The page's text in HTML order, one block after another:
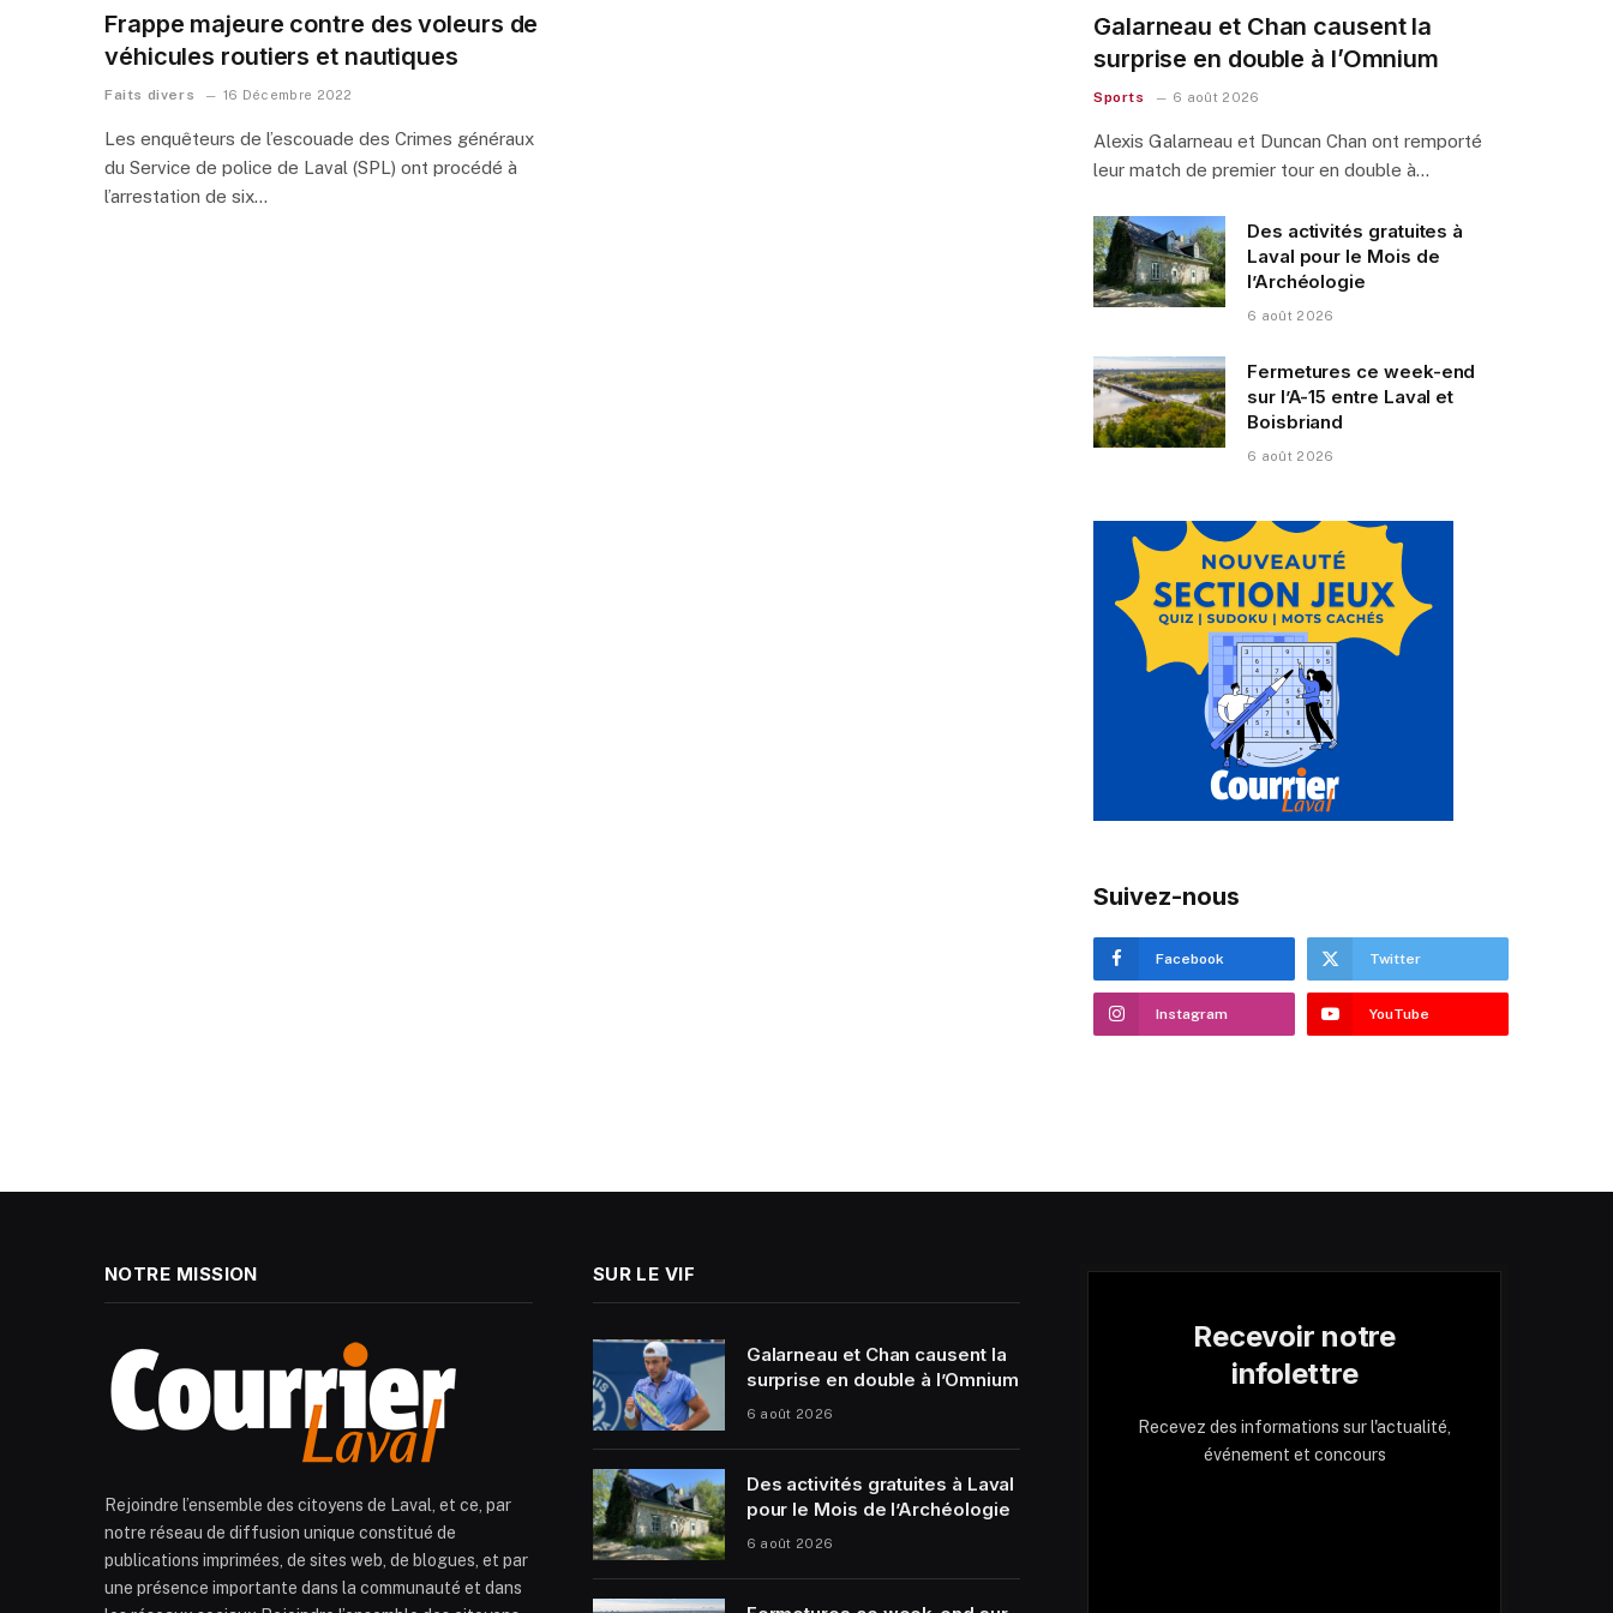
Frappe majeure contre des voleurs de
véhicules routiers et nautiques
Faits divers 16 Décembre 2022
Les enquêteurs de l’escouade des Crimes généraux
du Service de police de Laval (SPL) ont procédé à
l’arrestation de six…
Galarneau et Chan causent la
surprise en double à l’Omnium
Sports 6 août 2026
Alexis Galarneau et Duncan Chan ont remporté
leur match de premier tour en double à…
Des activités gratuites à
Laval pour le Mois de
l’Archéologie
6 août 2026
Fermetures ce week-end
sur l’A-15 entre Laval et
Boisbriand
6 août 2026
Suivez-nous
Facebook Twitter
Instagram YouTube
NOTRE MISSION
Rejoindre l’ensemble des citoyens de Laval, et ce, par
notre réseau de diffusion unique constitué de
publications imprimées, de sites web, de blogues, et par
une présence importante dans la communauté et dans
SUR LE VIF
Galarneau et Chan causent la
surprise en double à l’Omnium
6 août 2026
Des activités gratuites à Laval
pour le Mois de l’Archéologie
6 août 2026
Recevoir notre
infolettre
Recevez des informations sur l'actualité,
événement et concours